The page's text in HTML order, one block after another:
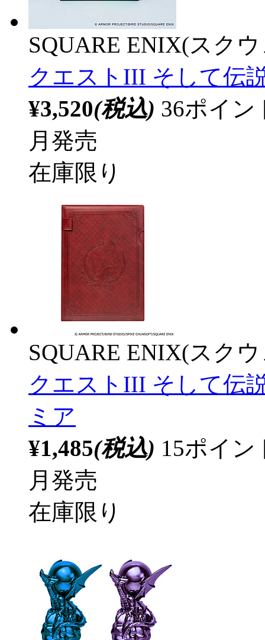
SQUARE ENIX(スク
クエストIII そして伝
¥3,520(税込) 36ポイ
月発売
在庫限り
SQUARE ENIX(スク
クエストIII そして伝
ミア
¥1,485(税込) 15ポイ
月発売
在庫限り